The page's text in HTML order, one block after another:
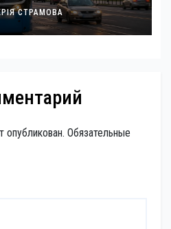
СТРАМОВА
Обязательные